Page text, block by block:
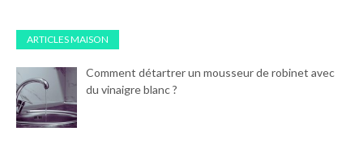
ARTICLES MAISON
Comment détartrer un mousseur de robinet avec
du vinaigre blanc ?